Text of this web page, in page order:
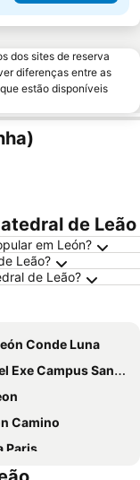
dos sites de reserva
diferenças entre as
estão disponíveis
de Leão
em León?
Leão?
de Leão?
Conde Luna
Campus San Mamés
Camino
Paris
León Alfonso V